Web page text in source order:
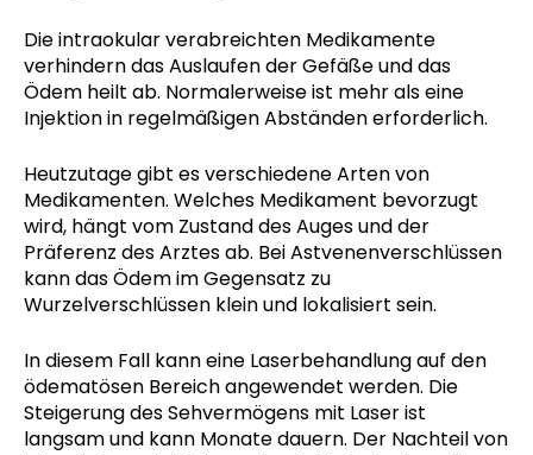
Die intraokular verabreichten Medikamente
verhindern das Auslaufen der Gefäße und das
Ödem heilt ab. Normalerweise ist mehr als eine
Injektion in regelmäßigen Abständen erforderlich.
Heutzutage gibt es verschiedene Arten von
Medikamenten. Welches Medikament bevorzugt
wird, hängt vom Zustand des Auges und der
Präferenz des Arztes ab. Bei Astvenenverschlüssen
kann das Ödem im Gegensatz zu
Wurzelverschlüssen klein und lokalisiert sein.
In diesem Fall kann eine Laserbehandlung auf den
ödematösen Bereich angewendet werden. Die
Steigerung des Sehvermögens mit Laser ist
langsam und kann Monate dauern. Der Nachteil von